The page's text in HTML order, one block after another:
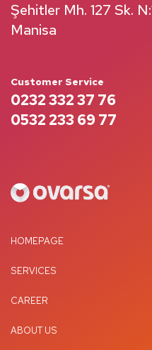
Şehitler Mh. 127 Sk.
Manisa
Customer Service
0232 332 37 76
0532 233 69 77
HOMEPAGE
SERVICES
CAREER
ABOUT US